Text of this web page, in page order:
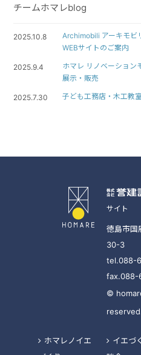
チームホマレblog
2025.10.8
Archimobili アーキモビ
WEBサイトのご案内
2025.9.4
ホマレ リノベーション
展示・販売
2025.7.30 子ども工務店・木工教
サイト
徳島市国
30-3
tel.088-
fax.088-
©
ホマレノイエ
イエづ